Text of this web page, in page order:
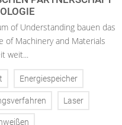
of Understanding bauen das
of Machinery and Materials
weit...
Energiespeicher
Laser